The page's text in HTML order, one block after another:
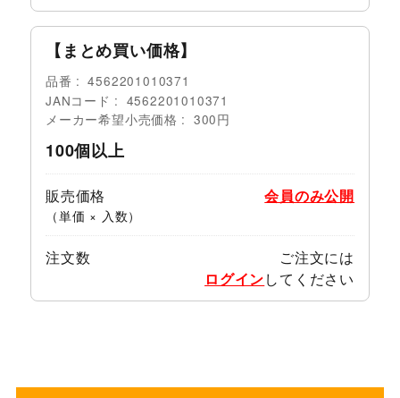
【まとめ買い価格】
品番
4562201010371
JANコード
4562201010371
メーカー希望小売価格
300円
100個以上
販売価格
（単価 × 入数）
会員のみ公開
注文数
ご注文には
ログインしてください